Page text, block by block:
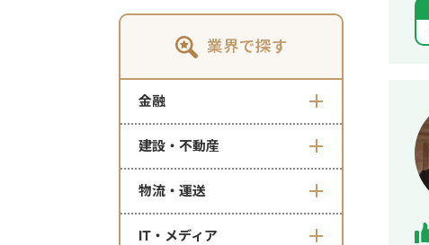
業界で探す
金融
建設・不動産
物流・運送
IT・メディア